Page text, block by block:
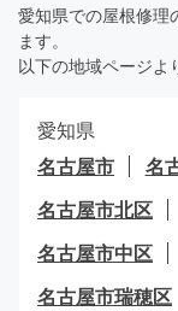
愛知県での屋根修理
ます。
以下の地域ページよ
愛知県
名古屋市
名
名古屋市北区
名古屋市中区
名古屋市瑞穂区